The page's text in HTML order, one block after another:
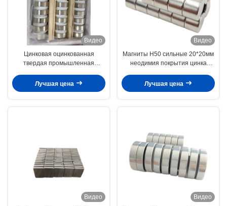
Видео
Цинковая оцинкованная
твердая промышленная
Лучшая цена
Видео
Магниты Н50 сильные 20*20мм
неодимия покрытия цинка
Лучшая цена
Видео
Видео